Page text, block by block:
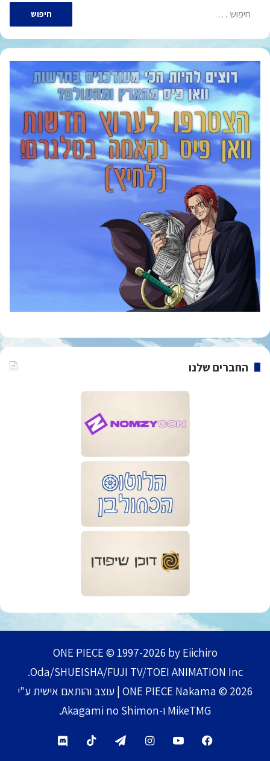
חיפוש:
החברים שלנו
ONE PIECE © 1997-2026 by Eiichiro
Oda/SHUEISHA/FUJI TV/TOEI ANIMATION Inc.
ONE PIECE Nakama © 2026 | עוצב והותאם אישית ע"י
MikeTMG ו-Akagami no Shimon.
Facebook
YouTube
Instagram
Telegram
TikTok
Discord